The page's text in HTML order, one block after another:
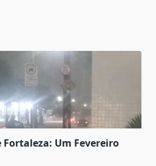
Fortaleza: Um Fevereiro